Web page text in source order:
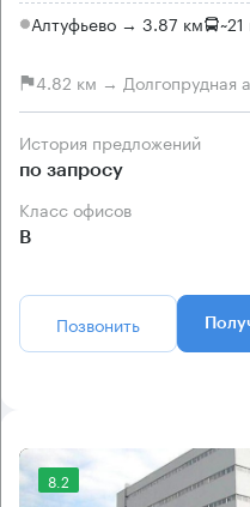
Алтуфьево → 3.87 км ~
4.82 км → Долгопрудная
История предложений
по запросу
Класс офисов
B
Позвонить
8.2